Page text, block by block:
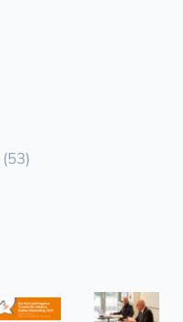
(53)